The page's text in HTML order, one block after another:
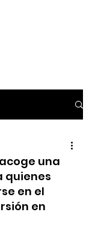
acoge una
quienes
en el
en